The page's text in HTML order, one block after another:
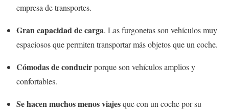
empresa de transportes.
Gran capacidad de carga. Las furgonetas son vehículos muy
espaciosos que permiten transportar más objetos que un coche.
Cómodas de conducirporque son vehículos amplios y
confortables.
Se hacen muchos menos viajesque con un coche por su